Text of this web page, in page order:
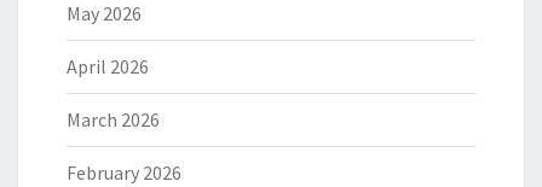
May 2026
April 2026
March 2026
February 2026